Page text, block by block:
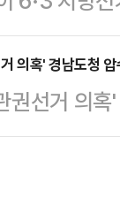
당 대표를
참석하지
는 이날 오
한 조치들
현의 정치
.권 의원
이 됐다"며
의혹' 경남도청
권선거 의